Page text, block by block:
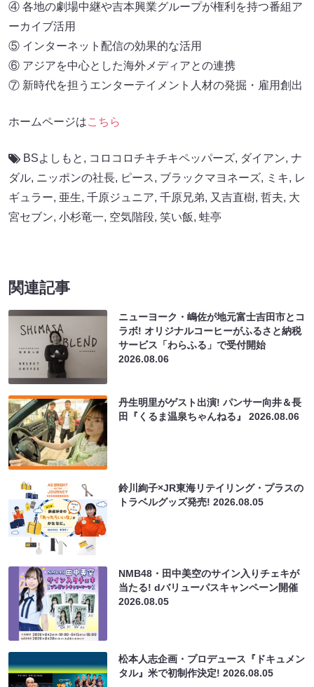
④ 各地の劇場中継や吉本興業グループが権利を持つ番組ア
ーカイブ活用
⑤ インターネット配信の効果的な活用
⑥ アジアを中心とした海外メディアとの連携
⑦ 新時代を担うエンターテイメント人材の発掘・雇用創出
ホームページはこちら
BSよしもと , コロコロチキチキペッパーズ, ダイアン, ナ
ダル, ニッポンの社長, ピース, ブラックマヨネーズ, ミキ, レ
ギュラー, 亜生, 千原ジュニア, 千原兄弟, 又吉直樹, 哲夫, 大
宮セブン, 小杉竜一, 空気階段, 笑い飯, 蛙亭
関連記事
ニューヨーク・嶋佐が地元富士吉田市とコ
ラボ! オリジナルコーヒーがふるさと納税
サービス「わらふる」で受付開始
2026.08.06
丹生明里がゲスト出演! パンサー向井＆長
田『くるま温泉ちゃんねる』2026.08.06
鈴川絢子×JR東海リテイリング・プラスの
トラベルグッズ発売!2026.08.05
NMB48・田中美空のサイン入りチェキが
当たる! dバリューパスキャンペーン開催
2026.08.05
松本人志企画・プロデュース『ドキュメン
タル』米で初制作決定!2026.08.05